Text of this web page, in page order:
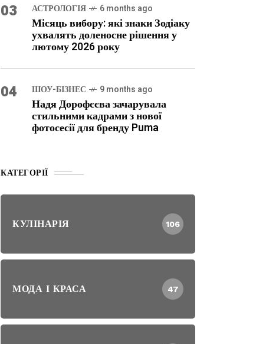
03 АСТРОЛОГІЯ 6 months ago
Місяць вибору: які знаки Зодіаку
ухвалять доленосне рішення у
лютому 2026 року
04 ШОУ-БІЗНЕС 9 months ago
Надя Дорофєєва зачарувала
стильними кадрами з нової
фотосесії для бренду Puma
КАТЕГОРІЇ
КУЛІНАРІЯ 106
МОДА І КРАСА 47